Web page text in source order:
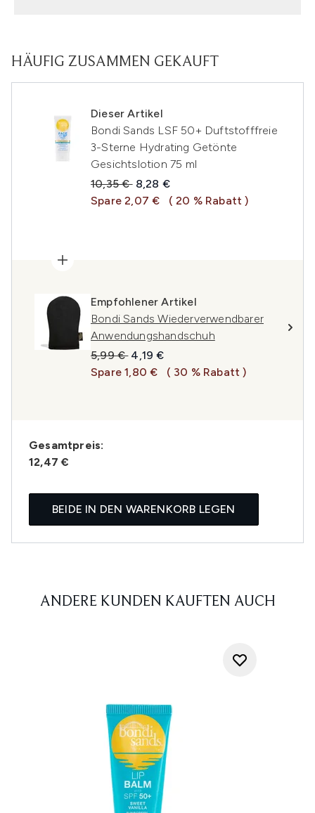
HÄUFIG ZUSAMMEN GEKAUFT
Dieser Artikel
Bondi Sands LSF 50+ Duftstofffreie
3-Sterne Hydrating Getönte
Gesichtslotion 75 ml
Unverbindliche Preisempfehlung:
10,35 € Aktueller Preis:
8,28 €
Spare 2,07 €
( 20 % Rabatt )
Empfohlener Artikel
Bondi Sands Wiederverwendbarer
Anwendungshandschuh
Unverbindliche Preisempfehlung:
5,99 € Aktueller Preis:
4,19 €
Spare 1,80 €
( 30 % Rabatt )
Gesamtpreis:
12,47 €
BEIDE IN DEN WARENKORB LEGEN
ANDERE KUNDEN KAUFTEN AUCH